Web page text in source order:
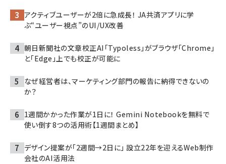
アクティブユーザーが2倍に急成長！ JA共済アプリに学
ぶ“ユーザー視点”のUI/UX改善
朝日新聞社の文章校正AI「Typoless」がブラウザ「Chrome」
と「Edge」上でも校正が可能に
なぜ経営者は、マーケティング部門の報告に納得できないの
か？
1週間かかった作業が1日に！ Gemini Notebookを無料で
使い倒す8つの活用術【1週間まとめ】
デザイン提案が「2週間→2日に」 設立22年を迎えるWeb制作
会社のAI活用法